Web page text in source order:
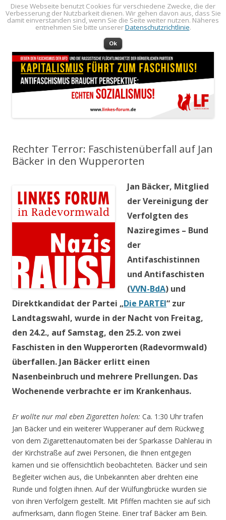
LINKES FORUM
Politik öffentlich machen!
Menü Zum Inhalt springen
Rechter Terror: Faschistenüberfall auf Jan
Bäcker in den Wupperorten
Jan Bäcker, Mitglied
der Vereinigung der
Verfolgten des
Naziregimes – Bund
der
Antifaschistinnen
und Antifaschisten
(VVN-BdA) und
Direktkandidat der Partei „Die PARTEI“ zur
Landtagswahl, wurde in der Nacht von Freitag,
den 24.2., auf Samstag, den 25.2. von zwei
Faschisten in den Wupperorten (Radevormwald)
überfallen. Jan Bäcker erlitt einen
Nasenbeinbruch und mehrere Prellungen. Das
Wochenende verbrachte er im Krankenhaus.
Er wollte nur mal eben Zigaretten holen: Ca. 1:30 Uhr trafen
Jan Bäcker und ein weiterer Wupperaner auf dem Rückweg
von dem Zigarettenautomaten bei der Sparkasse Dahlerau in
der Kirchstraße auf zwei Personen, die Ihnen entgegen
kamen und sie offensichtlich beobachteten. Bäcker und sein
Begleiter wichen aus, die Unbekannten aber drehten eine
Runde und folgten ihnen. Auf der Wülfungbrücke wurden sie
von ihren Verfolgern gestellt. Mit Pfiffen machten sie auf sich
aufmerksam, dann flogen Steine. Einer traf Bäcker am Bein.
Diese Webseite benutzt Cookies für verschiedene Zwecke, die der
Verbesserung der Nutzbarkeit dienen. Wir gehen davon aus, dass Sie
damit einverstanden sind, wenn Sie die Seite weiter nutzen. Näheres
entnehmen Sie bitte unsererDatenschutzrichtlinie.
Ok